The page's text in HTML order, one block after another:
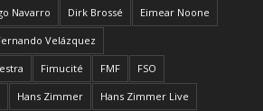
Navarro Dirk Brossé Eimear Noone
Velázquez
Fimucité FMF FSO
Hans Zimmer Hans Zimmer Live